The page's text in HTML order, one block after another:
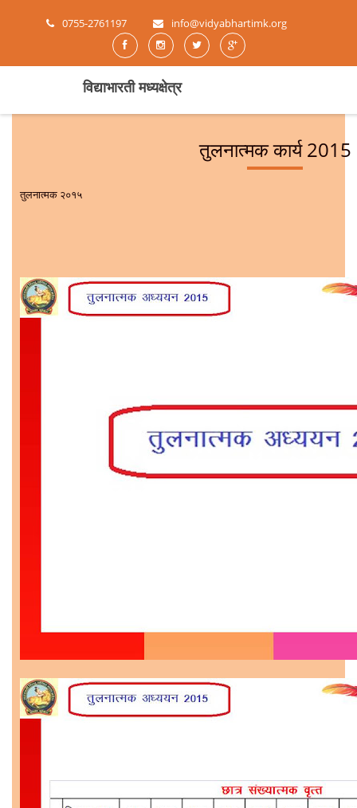
0755-2761197 info@vidyabhartimk.org
विद्याभारती मध्यक्षेत्र
तुलनात्मक कार्य 2015
तुलनात्मक २०१५